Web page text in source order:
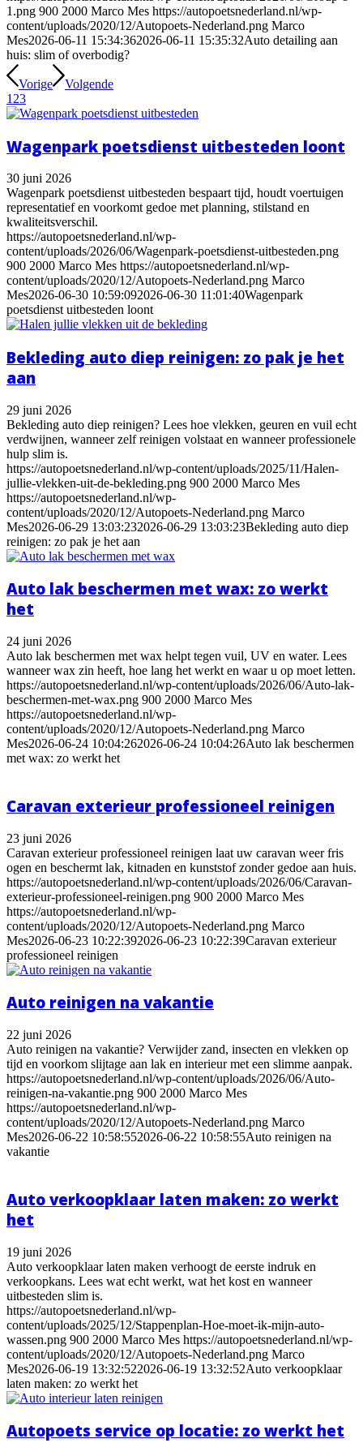
1.png 900 2000 Marco Mes https://autopoetsnederland.nl/wp-
content/uploads/2020/12/Autopoets-Nederland.png Marco
Mes2026-06-11 15:34:362026-06-11 15:35:32Auto detailing aan
huis: slim of overbodig?
Vorige
Volgende
1 23
Wagenpark poetsdienst uitbesteden loont
30 juni 2026
Wagenpark poetsdienst uitbesteden bespaart tijd, houdt voertuigen
representatief en voorkomt gedoe met planning, stilstand en
kwaliteitsverschil.
https://autopoetsnederland.nl/wp-
content/uploads/2026/06/Wagenpark-poetsdienst-uitbesteden.png
900 2000 Marco Mes https://autopoetsnederland.nl/wp-
content/uploads/2020/12/Autopoets-Nederland.png Marco
Mes2026-06-30 10:59:092026-06-30 11:01:40Wagenpark
poetsdienst uitbesteden loont
Bekleding auto diep reinigen: zo pak je het
aan
29 juni 2026
Bekleding auto diep reinigen? Lees hoe vlekken, geuren en vuil echt
verdwijnen, wanneer zelf reinigen volstaat en wanneer professionele
hulp slim is.
https://autopoetsnederland.nl/wp-content/uploads/2025/11/Halen-
jullie-vlekken-uit-de-bekleding.png 900 2000 Marco Mes
https://autopoetsnederland.nl/wp-
content/uploads/2020/12/Autopoets-Nederland.png Marco
Mes2026-06-29 13:03:232026-06-29 13:03:23Bekleding auto diep
reinigen: zo pak je het aan
Auto lak beschermen met wax: zo werkt
het
24 juni 2026
Auto lak beschermen met wax helpt tegen vuil, UV en water. Lees
wanneer wax zin heeft, hoe lang het werkt en waar u op moet letten.
https://autopoetsnederland.nl/wp-content/uploads/2026/06/Auto-lak-
beschermen-met-wax.png 900 2000 Marco Mes
https://autopoetsnederland.nl/wp-
content/uploads/2020/12/Autopoets-Nederland.png Marco
Mes2026-06-24 10:04:262026-06-24 10:04:26Auto lak beschermen
met wax: zo werkt het
Caravan exterieur professioneel reinigen
23 juni 2026
Caravan exterieur professioneel reinigen laat uw caravan weer fris
ogen en beschermt lak, kitnaden en kunststof zonder gedoe aan huis.
https://autopoetsnederland.nl/wp-content/uploads/2026/06/Caravan-
exterieur-professioneel-reinigen.png 900 2000 Marco Mes
https://autopoetsnederland.nl/wp-
content/uploads/2020/12/Autopoets-Nederland.png Marco
Mes2026-06-23 10:22:392026-06-23 10:22:39Caravan exterieur
professioneel reinigen
Auto reinigen na vakantie
22 juni 2026
Auto reinigen na vakantie? Verwijder zand, insecten en vlekken op
tijd en voorkom slijtage aan lak en interieur met een slimme aanpak.
https://autopoetsnederland.nl/wp-content/uploads/2026/06/Auto-
reinigen-na-vakantie.png 900 2000 Marco Mes
https://autopoetsnederland.nl/wp-
content/uploads/2020/12/Autopoets-Nederland.png Marco
Mes2026-06-22 10:58:552026-06-22 10:58:55Auto reinigen na
vakantie
Auto verkoopklaar laten maken: zo werkt
het
19 juni 2026
Auto verkoopklaar laten maken verhoogt de eerste indruk en
verkoopkans. Lees wat echt werkt, wat het kost en wanneer
uitbesteden slim is.
https://autopoetsnederland.nl/wp-
content/uploads/2025/12/Stappenplan-Hoe-moet-ik-mijn-auto-
wassen.png 900 2000 Marco Mes https://autopoetsnederland.nl/wp-
content/uploads/2020/12/Autopoets-Nederland.png Marco
Mes2026-06-19 13:32:522026-06-19 13:32:52Auto verkoopklaar
laten maken: zo werkt het
Autopoets service op locatie: zo werkt het